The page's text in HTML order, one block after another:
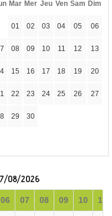
Mar Mer Jeu Ven Sam Dim
01 02 03 04 05 06
08 09 10 11 12 13
15 16 17 18 19 20
22 23 24 25 26 27
29 30
08/2026
06 07 08 09 10 11